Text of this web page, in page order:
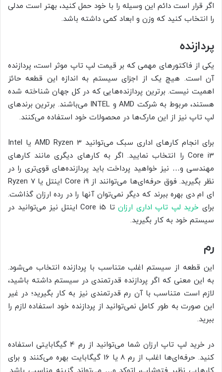
اگر قرار است دائم این وسیله را با خود حمل کنید، بهتر است مدلی
را انتخاب کنید که وزن و ابعاد کمی داشته باشد.
پردازنده
یکی از فاکتورهای مهمی که بر قیمت لپ تاپ موثر است، پردازنده
آن است. هیچ یک از اجزای سیستم به اندازه این قطعه حائز
اهمیت نیست. برترین پردازنده‌هایی که در کل جهان شناخته شده
هستند، مربوط به شرکت AMD و INTEL می‌باشند. برترین برندهای
لپ تاپ نیز از این مارک‌ها در محصولات خود استفاده می‌کنند.
برای انجام کارهای اداری سبک می‌توانید AMD Ryzen 3 یا Intel
Core i3 را انتخاب نمایید. اگر به کارهای دیگری مانند کارهای
مهندسی و… نیز خواهید پرداخت باید پردازنده‌های قوی‌تری را در
نظر بگیرید. فوق حرفه‌ای‌ها می‌توانند از Core i9 اینتل یا Ryzen 7
ای ام دی بهره ببرند که دیگر نمی‌توان آنها را در رده ارزان گذاشت.
برای خرید لپ تاپ اداری ارزان
تا Core i5 اینتل نیز می‌توانید در
سیستم خود به کار بگیرید.
رم
این قطعه از سیستم اغلب متناسب با پردازنده انتخاب می‌شود.
به این معنی که اگر پردازنده قدرتمندی در سیستم داشته باشید،
لازم است متناسب با آن رم قدرتمندی نیز به کار بگیرید؛ در غیر
این صورت به طور کامل نمی‌توانید از پردازنده خود استفاده لازم را
ببرید.
در خرید لپ تاپ ارزان شما می‌توانید از رم 4 گیگابایتی استفاده
کنید. حرفه‌ای‌ها اغلب از رم 8 یا 16 گیگابایت بهره می‌کنند و برای